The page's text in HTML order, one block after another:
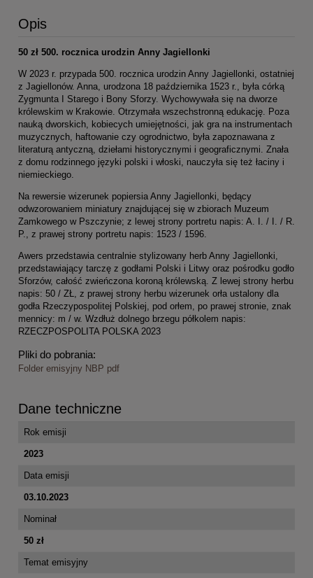
Opis
50 zł 500. rocznica urodzin Anny Jagiellonki
W 2023 r. przypada 500. rocznica urodzin Anny Jagiellonki, ostatniej
z Jagiellonów. Anna, urodzona 18 października 1523 r., była córką
Zygmunta I Starego i Bony Sforzy. Wychowywała się na dworze
królewskim w Krakowie. Otrzymała wszechstronną edukację. Poza
nauką dworskich, kobiecych umiejętności, jak gra na instrumentach
muzycznych, haftowanie czy ogrodnictwo, była zapoznawana z
literaturą antyczną, dziełami historycznymi i geograficznymi. Znała
z domu rodzinnego języki polski i włoski, nauczyła się też łaciny i
niemieckiego.
Na rewersie wizerunek popiersia Anny Jagiellonki, będący
odwzorowaniem miniatury znajdującej się w zbiorach Muzeum
Zamkowego w Pszczynie; z lewej strony portretu napis: A. I. / I. / R.
P., z prawej strony portretu napis: 1523 / 1596.
Awers przedstawia centralnie stylizowany herb Anny Jagiellonki,
przedstawiający tarczę z godłami Polski i Litwy oraz pośrodku godło
Sforzów, całość zwieńczona koroną królewską. Z lewej strony herbu
napis: 50 / ZŁ, z prawej strony herbu wizerunek orła ustalony dla
godła Rzeczypospolitej Polskiej, pod orłem, po prawej stronie, znak
mennicy: m / w. Wzdłuż dolnego brzegu półkolem napis:
RZECZPOSPOLITA POLSKA 2023
Pliki do pobrania:
Folder emisyjny NBP pdf
Dane techniczne
Rok emisji
2023
Data emisji
03.10.2023
Nominał
50 zł
Temat emisyjny